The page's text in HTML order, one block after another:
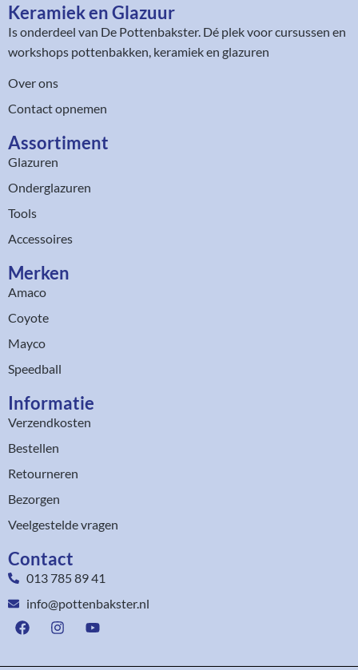
Keramiek en Glazuur​
Is onderdeel van De Pottenbakster. Dé plek voor cursussen en
workshops pottenbakken, keramiek en glazuren
Over ons
Contact opnemen
Assortiment​
Glazuren
Onderglazuren
Tools
Accessoires
Merken
Amaco
Coyote
Mayco
Speedball
Informatie
Verzendkosten
Bestellen
Retourneren
Bezorgen
Veelgestelde vragen
Contact
013 785 89 41
info@pottenbakster.nl